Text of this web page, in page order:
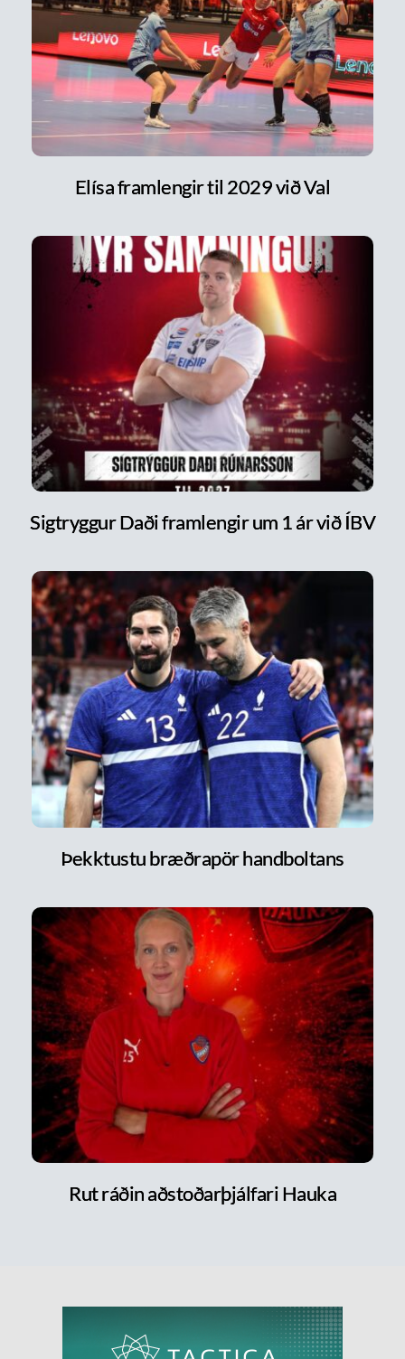
Elísa framlengir til 2029 við Val
Sigtryggur Daði framlengir um 1 ár við ÍBV
Þekktustu bræðrapör handboltans
Rut ráðin aðstoðarþjálfari Hauka